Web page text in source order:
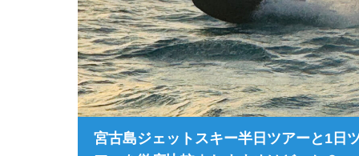
宮古島ジェットスキー半日ツアーと1日